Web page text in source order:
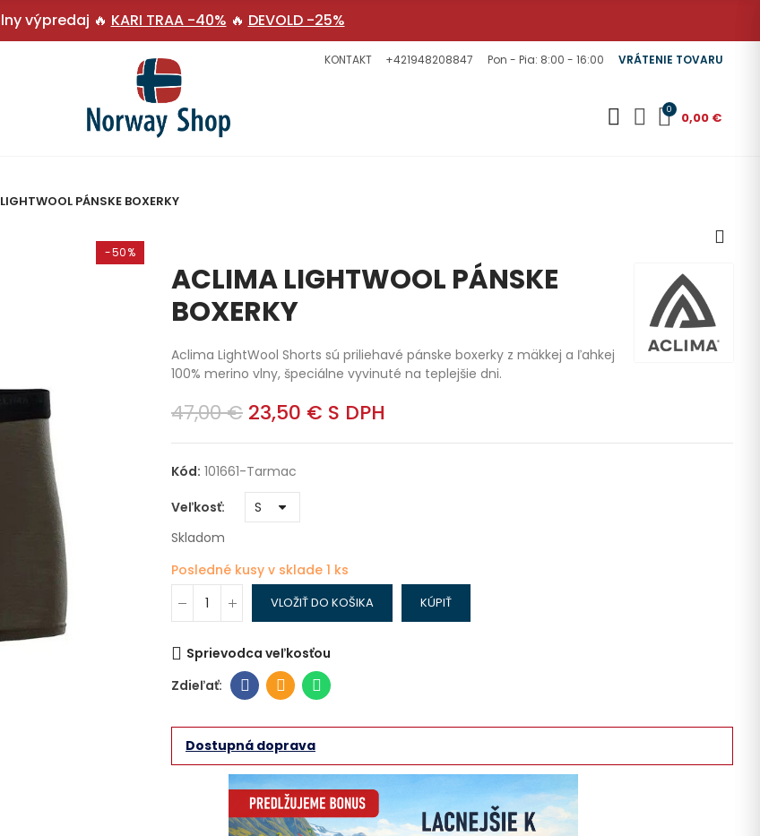
výpredaj 🔥 KARI TRAA -40% 🔥 DEVOLD -25%
KONTAKT +421948208847 Pon - Pia: 8:00 - 16:00 VRÁTENIE TOVARU
0 0,00 €
PÁNSKE BOXERKY
-50%
ACLIMA LIGHTWOOL PÁNSKE
BOXERKY
Aclima LightWool Shorts sú priliehavé pánske boxerky z mäkkej a ľahkej
100% merino vlny, špeciálne vyvinuté na teplejšie dni.
47,00 € 23,50 € S DPH
Kód: 101661-Tarmac
Veľkosť
Skladom
Posledné kusy v sklade 1 ks
VLOŽIŤ DO KOŠIKA KÚPIŤ
Sprievodca veľkosťou
Dostupná doprava